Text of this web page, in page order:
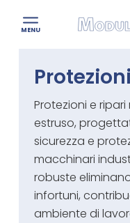
MENU
Protezioni e
estruso,
sicurezza e
macchinari
robuste
infortuni,
ambiente di